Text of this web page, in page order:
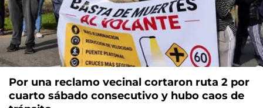
Por una reclamo vecinal cortaron ruta 2 por
cuarto sábado consecutivo y hubo caos de